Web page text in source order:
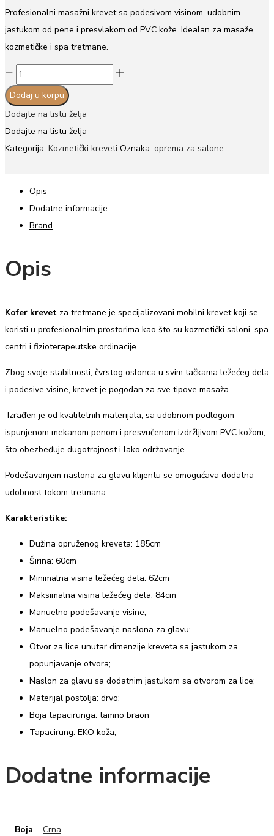
29.990,00 rsd.
Profesionalni masažni krevet sa podesivom visinom, udobnim
jastukom od pene i presvlakom od PVC kože. Idealan za masaže,
kozmetičke i spa tretmane.
Kozmetički
krevet
braon
Dodaj u korpu
Dodajte na listu želja
Dodajte na listu želja
Kategorija: Kozmetički kreveti Oznaka: oprema za salone
Opis
Dodatne informacije
Brand
Opis
Kofer krevet za tretmane je specijalizovani mobilni krevet koji se
koristi u profesionalnim prostorima kao što su kozmetički saloni, spa
centri i fizioterapeutske ordinacije.
Zbog svoje stabilnosti, čvrstog oslonca u svim tačkama ležećeg dela
i podesive visine, krevet je pogodan za sve tipove masaža.
Izrađen je od kvalitetnih materijala, sa udobnom podlogom
ispunjenom mekanom penom i presvučenom izdržljivom PVC kožom,
što obezbeđuje dugotrajnost i lako održavanje.
Podešavanjem naslona za glavu klijentu se omogućava dodatna
udobnost tokom tretmana.
Karakteristike:
Dužina opruženog kreveta: 185cm
Širina: 60cm
Minimalna visina ležećeg dela: 62cm
Maksimalna visina ležećeg dela: 84cm
Manuelno podešavanje visine;
Manuelno podešavanje naslona za glavu;
Otvor za lice unutar dimenzije kreveta sa jastukom za
popunjavanje otvora;
Naslon za glavu sa dodatnim jastukom sa otvorom za lice;
Materijal postolja: drvo;
Boja tapacirunga: tamno braon
Tapacirung: EKO koža;
Dodatne informacije
Boja Crna